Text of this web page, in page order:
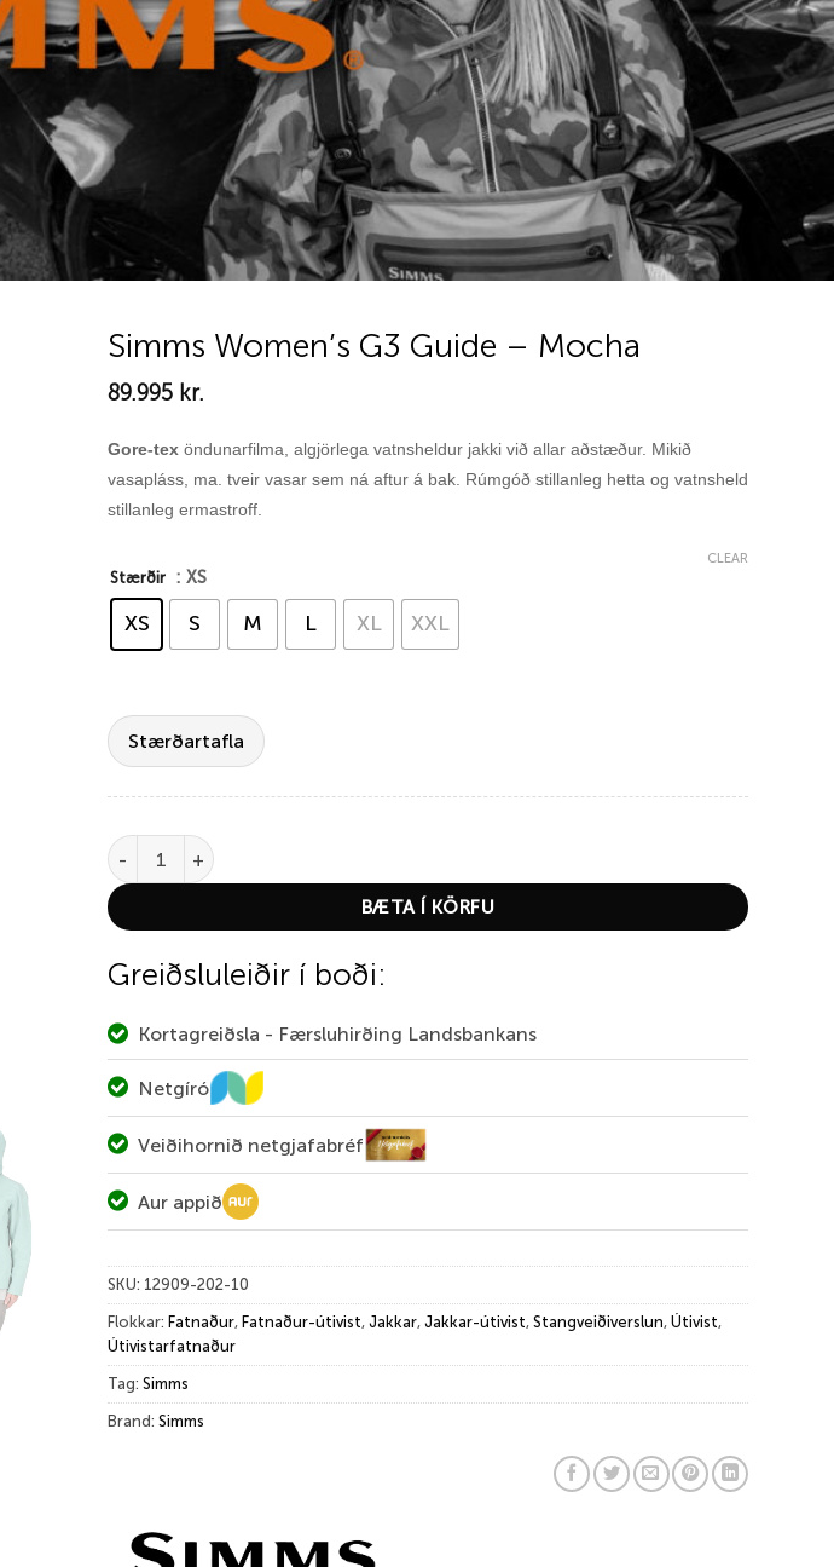
Simms Women’s G3 Guide – Mocha
89.995 kr.
Gore-tex öndunarfilma, algjörlega vatnsheldur jakki við allar aðstæður. Mikið
vasapláss, ma. tveir vasar sem ná aftur á bak. Rúmgóð stillanleg hetta og vatnsheld
stillanleg ermastroff.
Stærðir : XS
XS S M L XL XXL
CLEAR
Stærðartafla
Simms Women's G3 Guide – Mocha quantity
BÆTA Í KÖRFU
Greiðsluleiðir í boði:
Kortagreiðsla - Færsluhirðing Landsbankans
Netgíró
Veiðihornið netgjafabréf
Aur appið
SKU: 12909-202-10
Flokkar: Fatnaður, Fatnaður-útivist, Jakkar, Jakkar-útivist, Stangveiðiverslun, Útivist,
Útivistarfatnaður
Tag: Simms
Brand: Simms